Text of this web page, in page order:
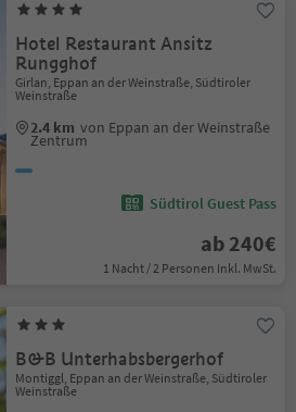
Hotel Restaurant Ansitz
Rungghof
Girlan, Eppan an der Weinstraße, Südtiroler
Weinstraße
2.4 km von Eppan an der Weinstraße
Zentrum
Südtirol Guest Pass
ab 240€
1 Nacht / 2 Personen Inkl. MwSt.
B&B Unterhabsbergerhof
Montiggl, Eppan an der Weinstraße, Südtiroler
Weinstraße